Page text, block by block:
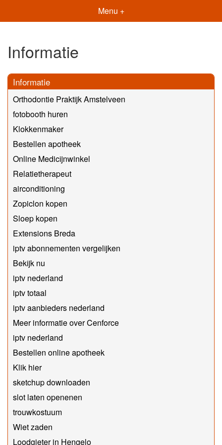
Menu +
Informatie
Informatie
Orthodontie Praktijk Amstelveen
fotobooth huren
Klokkenmaker
Bestellen apotheek
Online Medicijnwinkel
Relatietherapeut
airconditioning
Zopiclon kopen
Sloep kopen
Extensions Breda
iptv abonnementen vergelijken
Bekijk nu
iptv nederland
iptv totaal
iptv aanbieders nederland
Meer informatie over Cenforce
iptv nederland
Bestellen online apotheek
Klik hier
sketchup downloaden
slot laten openenen
trouwkostuum
Wiet zaden
Loodgieter in Hengelo